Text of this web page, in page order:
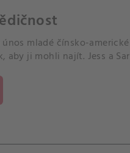
mladé čínsko-
aby ji mohli najít. Jess a